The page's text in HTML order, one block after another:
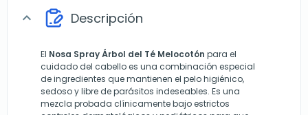
expand_more Descripción
El Nosa Spray Árbol del Té Melocotón para el
cuidado del cabello es una combinación especial
de ingredientes que mantienen el pelo higiénico,
sedoso y libre de parásitos indeseables. Es una
mezcla probada clínicamente bajo estrictos